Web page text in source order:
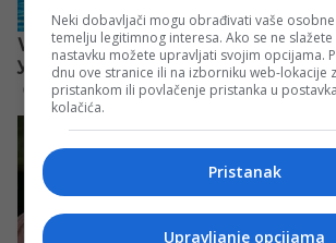
Neki dobavljači mogu obrađivati vaše
temelju legitimnog interesa. Ako se ne slažete
nastavku možete upravljati svojim opcijama.
dnu ove stranice ili na izborniku web-lokacije
pristankom ili povlačenje pristanka u
kolačića.
Pristanak
Upravljanje opcijama